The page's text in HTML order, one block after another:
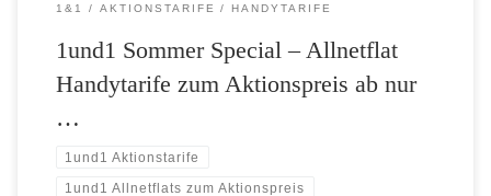
1&1 AKTIONSTARIFE HANDYTARIFE
1und1 Sommer Special – Allnetflat
Handytarife zum Aktionspreis ab nur
…
1und1 Aktionstarife
1und1 Allnetflats zum Aktionspreis